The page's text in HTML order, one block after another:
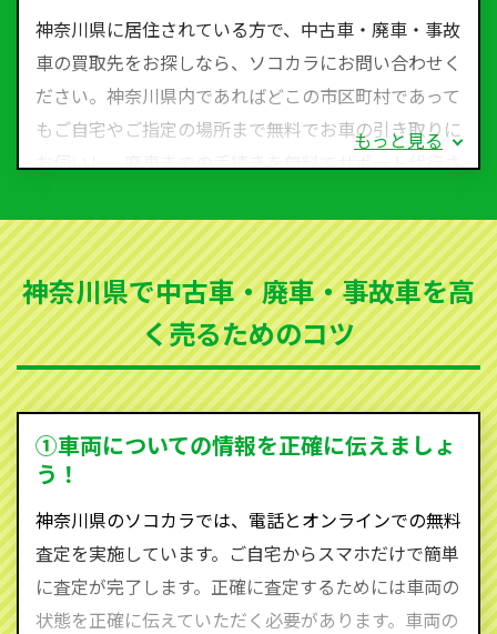
神奈川県に居住されている方で、中古車・廃車・事故
車の買取先をお探しなら、ソコカラにお問い合わせく
ださい。神奈川県内であればどこの市区町村であって
もご自宅やご指定の場所まで無料でお車の引き取りに
お伺いし、廃車までの手続きを無料でサポート代行さ
障車など動かない車、水害車、不動車、乗らなくなっ
てしまった車、車検が切れて動かすことができない車
でも買取可能です。
ソコカラは世界１１０か国に独自の販売ネットワーク
を持ち、国内に自社物流網、自社ヤードをもっている
ため、中間マージンがかかりません。だから高価買取
す。
0-590-870）までお問い合わせ下さい。
査定・ご相談・見積もりはすべて無料で行います。安
心してお問い合わせください。
もっと見る
神奈川県で中古車・廃車・事故車を高
く売るためのコツ
①車両についての情報を正確に伝えましょ
う！
神奈川県のソコカラでは、電話とオンラインでの無料
査定を実施しています。ご自宅からスマホだけで簡単
に査定が完了します。正確に査定するためには車両の
状態を正確に伝えていただく必要があります。車両の